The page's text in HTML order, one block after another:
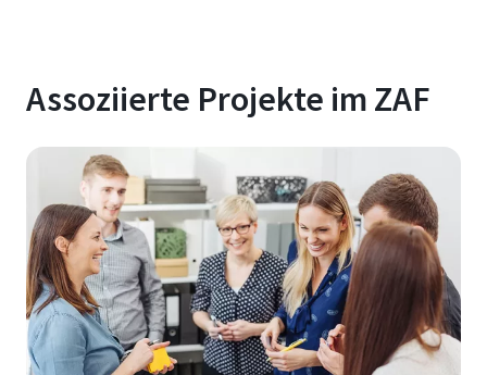
Assoziierte Projekte im ZAF